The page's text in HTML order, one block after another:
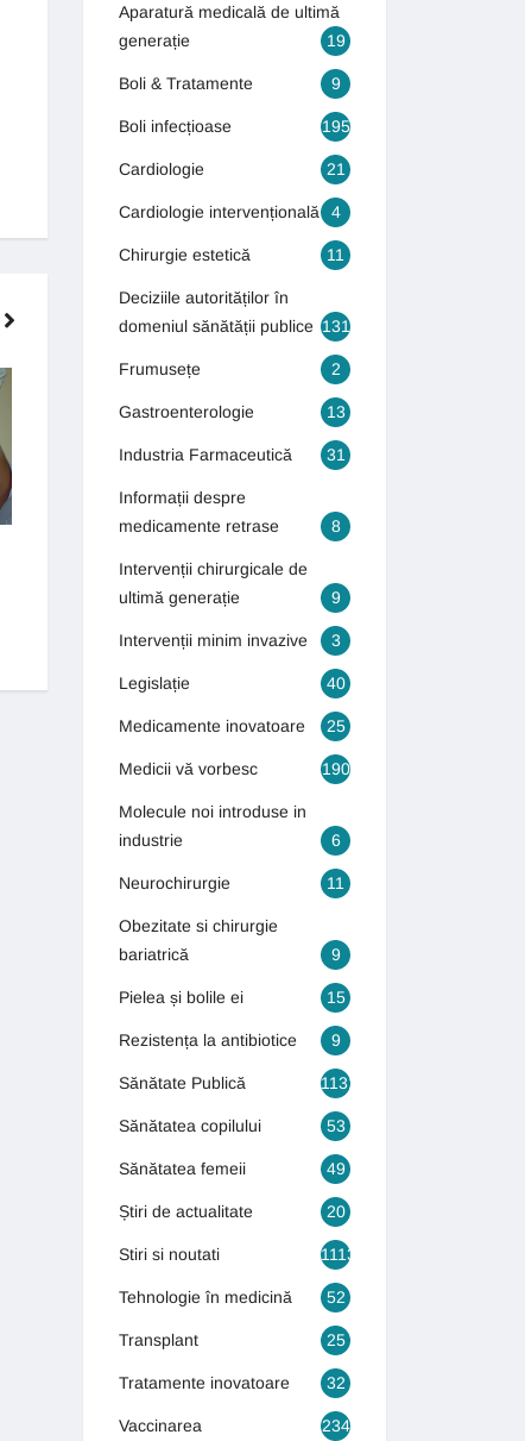
INTERVENȚII CHIRURGICALE DE
ULTIMĂ GENERAȚIE
Cum puteți scăpa de varice?
4 septembrie 2018
Aparatură medicală de ultimă
generație
19
Boli & Tratamente 9
Boli infecțioase 195
Cardiologie 21
Cardiologie intervențională 4
Chirurgie estetică 11
Deciziile autorităților în
domeniul sănătății publice 131
Frumusețe 2
Gastroenterologie 13
Industria Farmaceutică 31
Informații despre
medicamente retrase
8
Intervenții chirurgicale de
ultimă generație
9
Intervenții minim invazive 3
Legislație 40
Medicamente inovatoare 25
Medicii vă vorbesc 190
Molecule noi introduse in
industrie
6
Neurochirurgie 11
Obezitate si chirurgie
bariatrică
9
Pielea și bolile ei 15
Rezistența la antibiotice 9
Sănătate Publică 1131
Sănătatea copilului 53
Sănătatea femeii 49
Știri de actualitate 20
Stiri si noutati 1113
Tehnologie în medicină 52
Transplant 25
Tratamente inovatoare 32
Vaccinarea 234